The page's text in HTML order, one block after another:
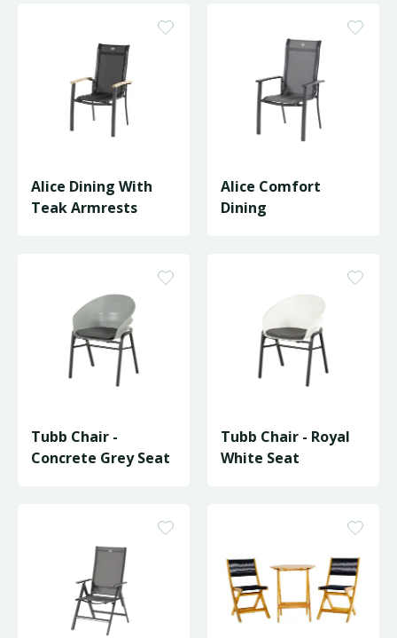
Alice Dining With
Teak Armrests
Alice Comfort
Dining
Tubb Chair -
Concrete Grey Seat
Tubb Chair - Royal
White Seat